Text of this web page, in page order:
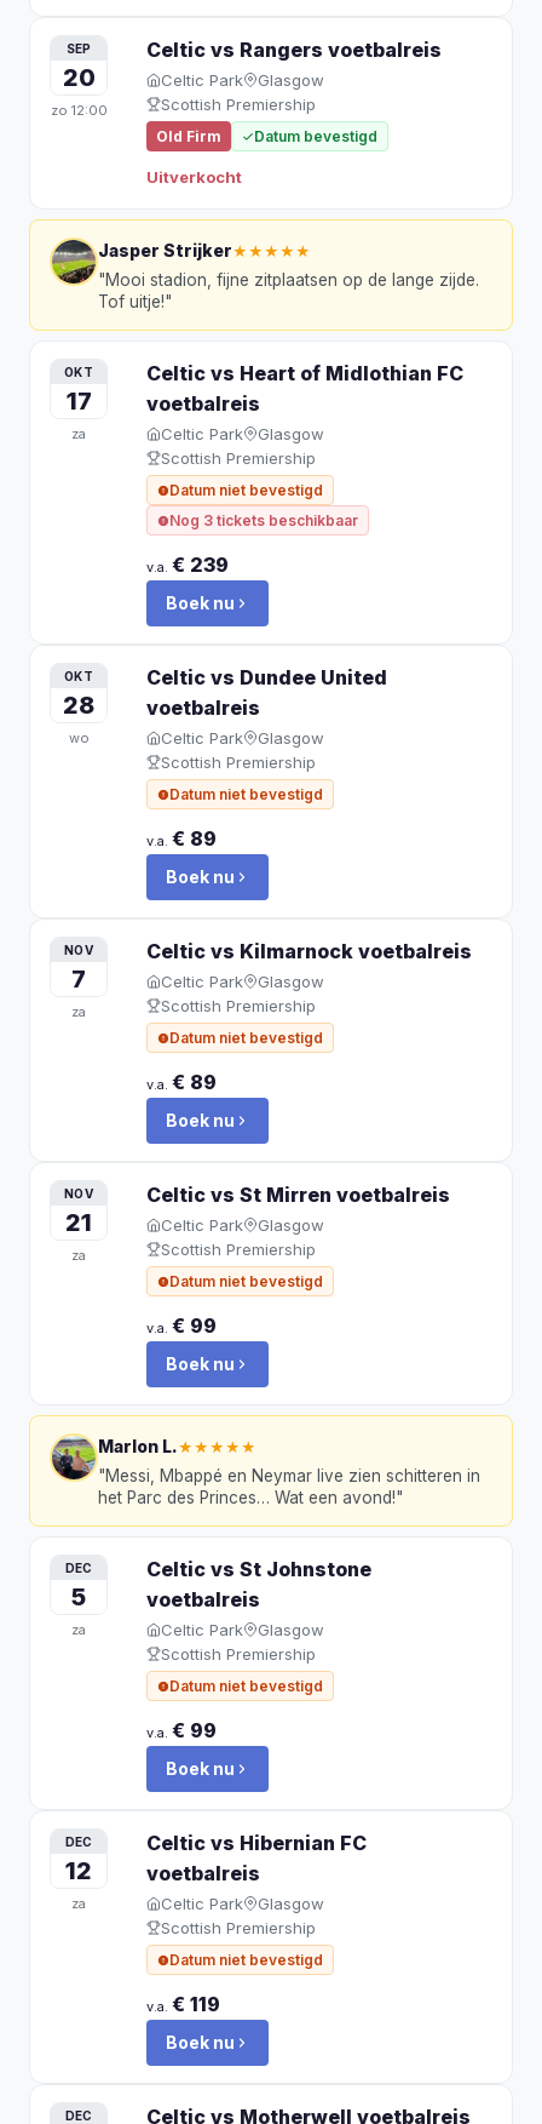
SEP
20
zo 12:00
Celtic vs Rangers voetbalreis
Celtic Park
Glasgow
Scottish Premiership
Old Firm Datum bevestigd
Uitverkocht
Jasper Strijker★★★★★
"Mooi stadion, fijne zitplaatsen op de lange zijde.
Tof uitje!"
OKT
17
za
Celtic vs Heart of Midlothian FC
voetbalreis
Celtic Park
Glasgow
Scottish Premiership
Datum niet bevestigd
Nog 3 tickets beschikbaar
v.a. € 239
Boek nu
OKT
28
wo
Celtic vs Dundee United
voetbalreis
Celtic Park
Glasgow
Scottish Premiership
Datum niet bevestigd
v.a. € 89
Boek nu
NOV
7
za
Celtic vs Kilmarnock voetbalreis
Celtic Park
Glasgow
Scottish Premiership
Datum niet bevestigd
v.a. € 89
Boek nu
NOV
21
za
Celtic vs St Mirren voetbalreis
Celtic Park
Glasgow
Scottish Premiership
Datum niet bevestigd
v.a. € 99
Boek nu
Marlon L.★★★★★
"Messi, Mbappé en Neymar live zien schitteren in
het Parc des Princes… Wat een avond!"
DEC
5
za
Celtic vs St Johnstone
voetbalreis
Celtic Park
Glasgow
Scottish Premiership
Datum niet bevestigd
v.a. € 99
Boek nu
DEC
12
za
Celtic vs Hibernian FC
voetbalreis
Celtic Park
Glasgow
Scottish Premiership
Datum niet bevestigd
v.a. € 119
Boek nu
DEC Celtic vs Motherwell voetbalreis